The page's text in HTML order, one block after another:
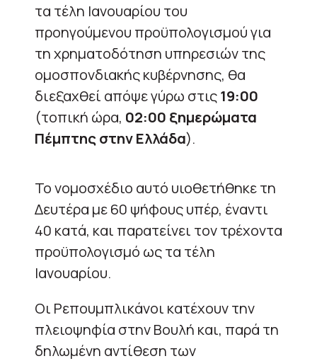
τα τέλη Ιανουαρίου του
προηγούμενου προϋπολογισμού για
τη χρηματοδότηση υπηρεσιών της
ομοσπονδιακής κυβέρνησης, θα
διεξαχθεί απόψε γύρω στις19:00
(τοπική ώρα, 02:00 ξημερώματα
Πέμπτης στην Ελλάδα).
Το νομοσχέδιο αυτό υιοθετήθηκε τη
Δευτέρα με 60 ψήφους υπέρ, έναντι
40 κατά, και παρατείνει τον τρέχοντα
προϋπολογισμό ως τα τέλη
Ιανουαρίου.
Οι Ρεπουμπλικάνοι κατέχουν την
πλειοψηφία στην Βουλή και, παρά τη
δηλωμένη αντίθεση των